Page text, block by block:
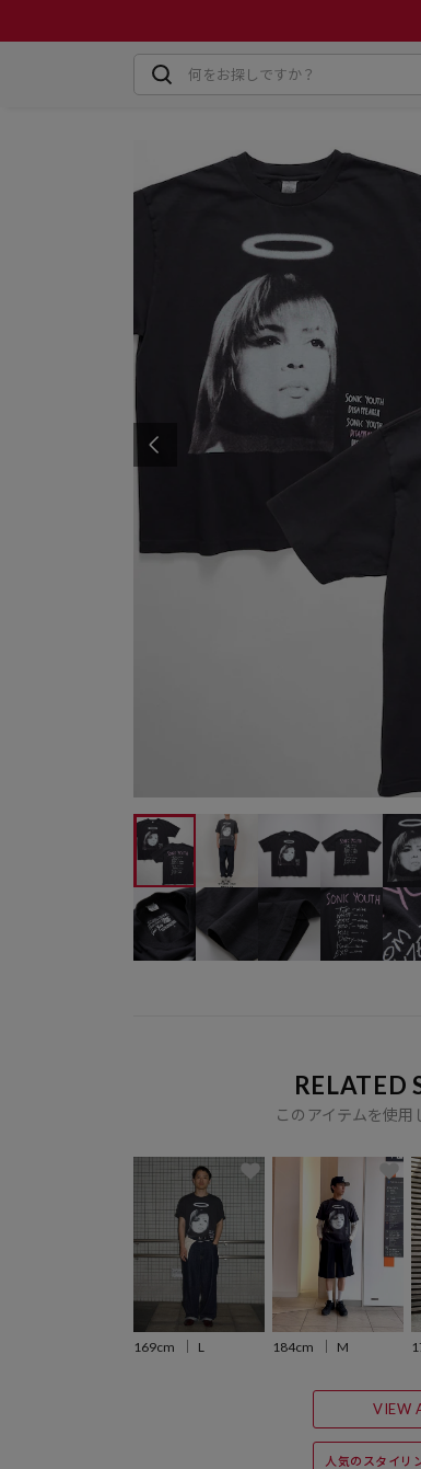
RELATED
このアイテムを使用
169cm L 184cm M
VIEW
人気のスタイリ